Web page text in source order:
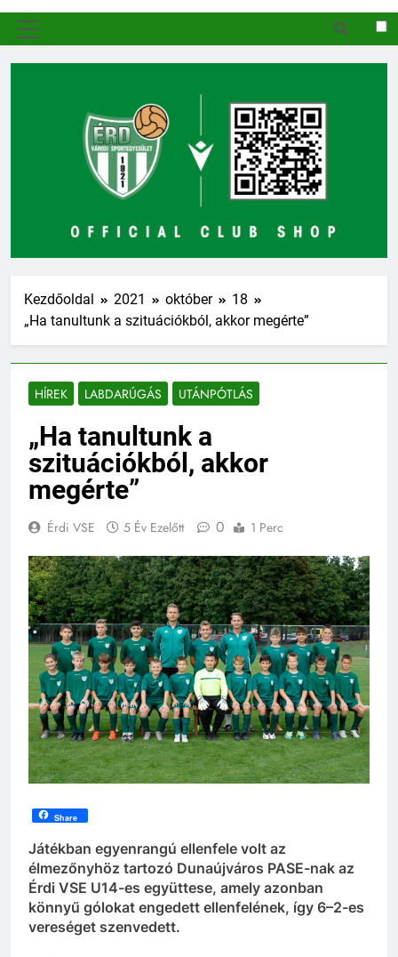
Kezdőoldal 2021 október
18
„Ha tanultunk a szituációkból, akkor megérte”
HÍREK LABDARÚGÁS UTÁNPÓTLÁS
„Ha tanultunk a
szituációkból, akkor
megérte”
Érdi VSE 5 Év Ezelőtt 0 1 Perc
Share
Játékban egyenrangú ellenfele volt az
élmezőnyhöz tartozó Dunaújváros PASE-nak az
Érdi VSE U14-es együttese, amely azonban
könnyű gólokat engedett ellenfelének, így 6–2-es
vereséget szenvedett.